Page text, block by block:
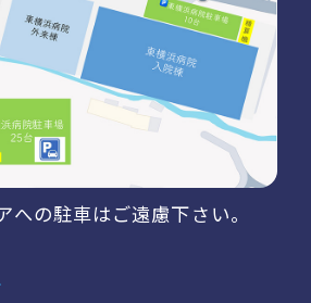
の駐車はご遠慮下さい。